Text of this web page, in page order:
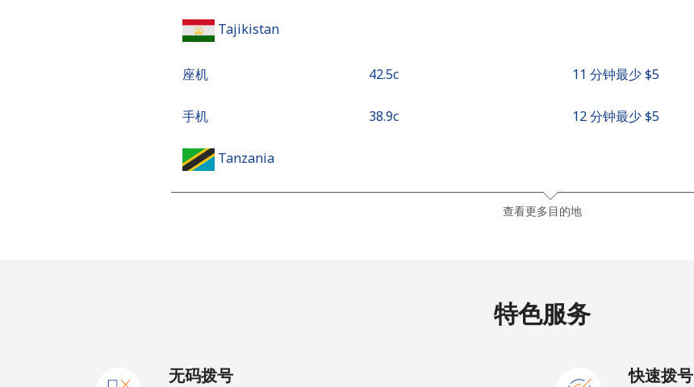
Tajikistan
座机 ⁦42.5c⁩ 11 分钟最少 ⁦$5⁩
手机 ⁦38.9c⁩ 12 分钟最少 ⁦$5⁩
Tanzania
9 分钟最少 ⁦$5⁩
手机 90 分钟最少 ⁦$5⁩
查看更多目的地
特色服务
无码拨号 快速拨号